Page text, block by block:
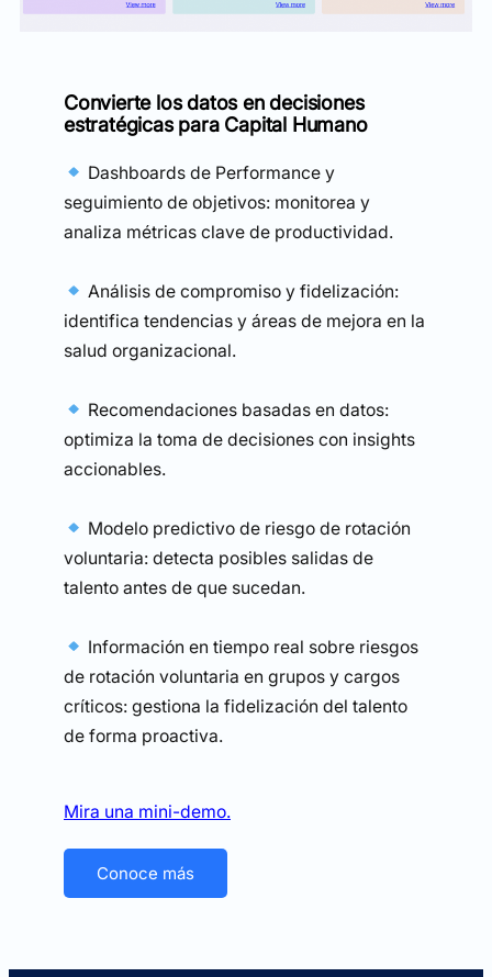
Convierte los datos en decisiones
estratégicas para Capital Humano
Dashboards de Performance y
seguimiento de objetivos: monitorea y
analiza métricas clave de productividad.
Análisis de compromiso y fidelización:
identifica tendencias y áreas de mejora en la
salud organizacional.
Recomendaciones basadas en datos:
optimiza la toma de decisiones con insights
accionables.
Modelo predictivo de riesgo de rotación
voluntaria: detecta posibles salidas de
talento antes de que sucedan.
Información en tiempo real sobre riesgos
de rotación voluntaria en grupos y cargos
críticos: gestiona la fidelización del talento
de forma proactiva.
Mira una mini-demo.
Conoce más